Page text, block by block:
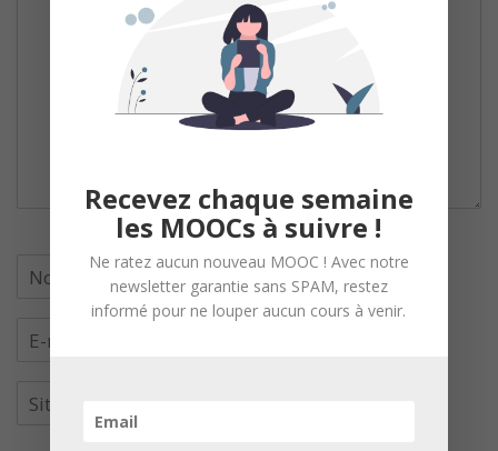
Recevez chaque semaine
les MOOCs à suivre !
Ne ratez aucun nouveau MOOC ! Avec notre
newsletter garantie sans SPAM, restez
informé pour ne louper aucun cours à venir.